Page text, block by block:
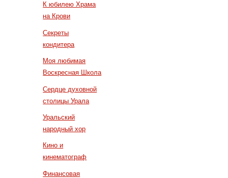
К юбилею Храма
на Крови
Секреты
кондитера
Моя любимая
Воскресная Школа
Сердце духовной
столицы Урала
Уральский
народный хор
Кино и
кинематограф
Финансовая